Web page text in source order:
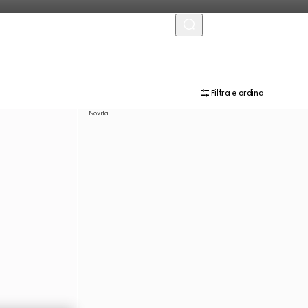
Filtra e ordina
Novità